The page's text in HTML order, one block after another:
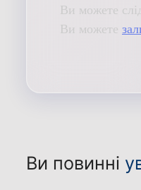
Ви можете
Ви можете
Ви повинні